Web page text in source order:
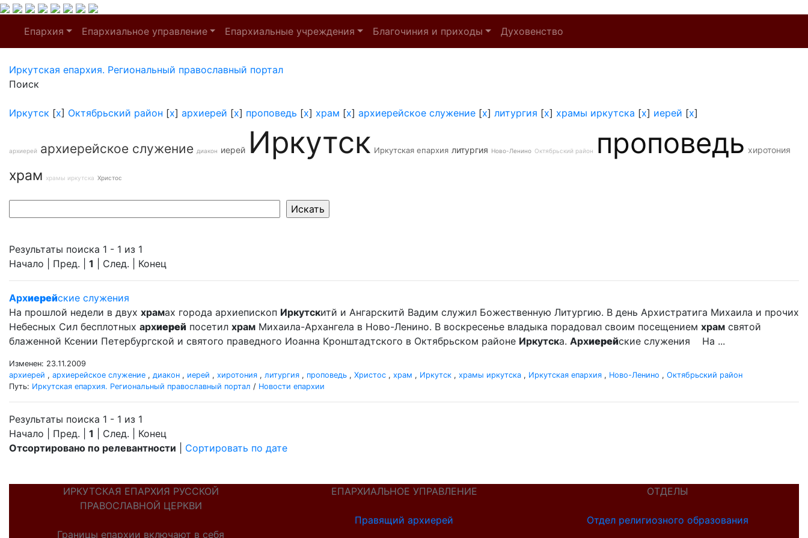
Епархия Епархиальное управление Епархиальные учреждения Благочиния и приходы Духовенство
Иркутская епархия. Региональный православный портал
Поиск
Иркутск [x] Октябрьский район [x] архиерей [x] проповедь [x] храм [x] архиерейское служение [x] литургия [x] храмы иркутска [x] иерей [x]
архиерей архиерейское служение диакон иерей Иркутск Иркутская епархия литургия Ново-Ленино Октябрьский район проповедь хиротония
храм храмы иркутска Христос
Результаты поиска 1 - 1 из 1
Начало | Пред. | 1 | След. | Конец
Архиерейские служения
На прошлой недели в двух храмах города архиепископ Иркутскитй и Ангарскитй Вадим служил Божественную Литургию. В день Архистратига Михаила и прочих
Небесных Сил бесплотных архиерей посетил храм Михаила-Архангела в Ново-Ленино. В воскресенье владыка порадовал своим посещением храм святой
блаженной Ксении Петербургской и святого праведного Иоанна Кронштадтского в Октябрьском районе Иркутска. Архиерейские служения На ...
Изменен: 23.11.2009
архиерей , архиерейское служение , диакон , иерей , хиротония , литургия , проповедь , Христос , храм , Иркутск , храмы иркутска , Иркутская епархия , Ново-Ленино , Октябрьский район
Путь: Иркутская епархия. Региональный православный портал / Новости епархии
Результаты поиска 1 - 1 из 1
Начало | Пред. | 1 | След. | Конец
Отсортировано по релевантности
Сортировать по дате
ИРКУТСКАЯ ЕПАРХИЯ РУССКОЙ
ПРАВОСЛАВНОЙ ЦЕРКВИ
Границы епархии включают в себя
ЕПАРХИАЛЬНОЕ УПРАВЛЕНИЕ
Правящий архиерей
ОТДЕЛЫ
Отдел религиозного образования